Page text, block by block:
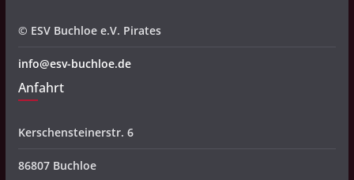
© ESV Buchloe e.V. Pirates
info@esv-buchloe.de
Anfahrt
Kerschensteinerstr. 6
86807 Buchloe